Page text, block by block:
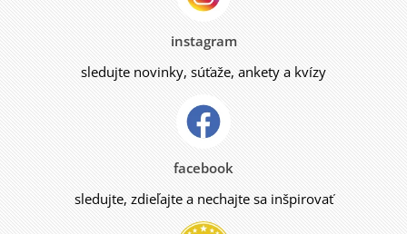
instagram
sledujte novinky, súťaže, ankety a kvízy
facebook
sledujte, zdieľajte a nechajte sa inšpirovať